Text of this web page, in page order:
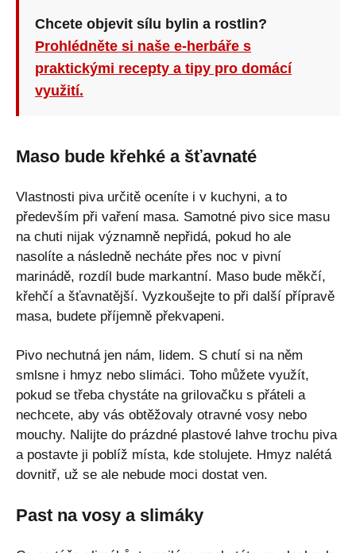
Chcete objevit sílu bylin a rostlin?
Prohlédněte si naše e-herbáře s
praktickými recepty a tipy pro domácí
využití.
Maso bude křehké a šťavnaté
Vlastnosti piva určitě oceníte i v kuchyni, a to
především při vaření masa. Samotné pivo sice masu
na chuti nijak významně nepřidá, pokud ho ale
nasolíte a následně necháte přes noc v pivní
marinádě, rozdíl bude markantní. Maso bude měkčí,
křehčí a šťavnatější. Vyzkoušejte to při další přípravě
masa, budete příjemně překvapeni.
Pivo nechutná jen nám, lidem. S chutí si na něm
smlsne i hmyz nebo slimáci. Toho můžete využít,
pokud se třeba chystáte na grilovačku s přáteli a
nechcete, aby vás obtěžovaly otravné vosy nebo
mouchy. Nalijte do prázdné plastové lahve trochu piva
a postavte ji poblíž místa, kde stolujete. Hmyz nalétá
dovnitř, už se ale nebude moci dostat ven.
Past na vosy a slimáky